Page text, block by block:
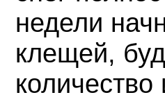
недели
клещей,